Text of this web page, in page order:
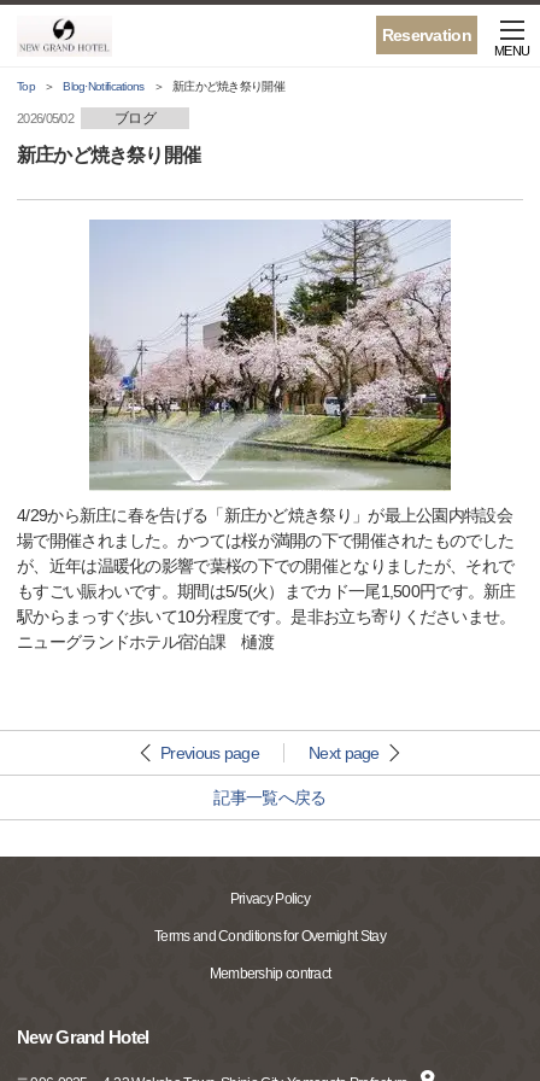
Reservation
MENU
Top Blog·Notifications 新庄かど焼き祭り開催
2026/05/02 ブログ
新庄かど焼き祭り開催
4/29から新庄に春を告げる「新庄かど焼き祭り」が最上公園内特設会
場で開催されました。かつては桜が満開の下で開催されたものでした
が、近年は温暖化の影響で葉桜の下での開催となりましたが、それで
もすごい賑わいです。期間は5/5(火）までカド一尾1,500円です。新庄
駅からまっすぐ歩いて10分程度です。是非お立ち寄りくださいませ。
ニューグランドホテル宿泊課 樋渡
Previous page Next page
記事一覧へ戻る
Privacy Policy
Terms and Conditions for Overnight Stay
Membership contract
New Grand Hotel